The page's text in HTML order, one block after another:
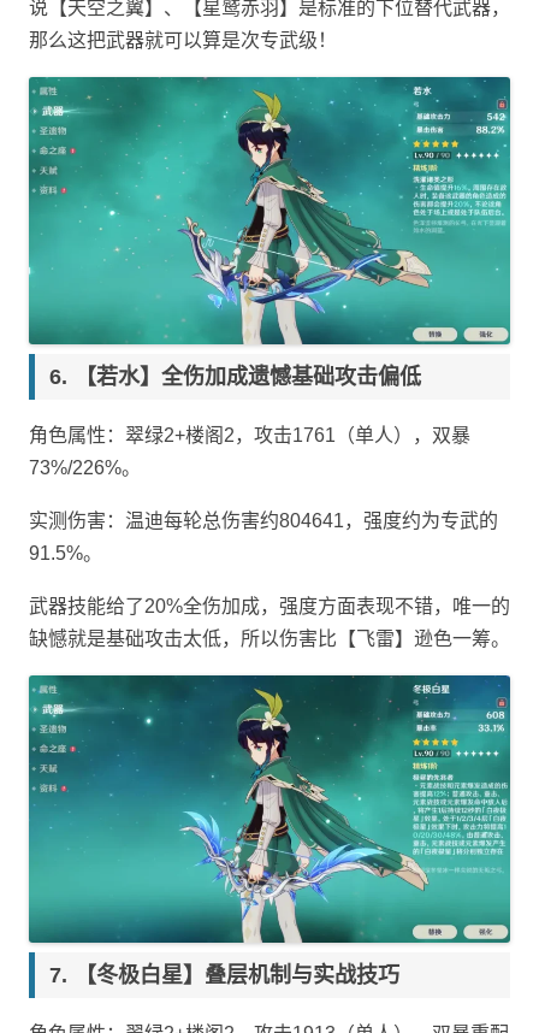
说【天空之翼】、【星鹫赤羽】是标准的下位替代武器，
那么这把武器就可以算是次专武级！
【若水】全伤加成遗憾基础攻击偏低
角色属性：翠绿2+楼阁2，攻击1761（单人），双暴
73%/226%。
实测伤害：温迪每轮总伤害约804641，强度约为专武的
91.5%。
武器技能给了20%全伤加成，强度方面表现不错，唯一的
缺憾就是基础攻击太低，所以伤害比【飞雷】逊色一筹。
【冬极白星】叠层机制与实战技巧